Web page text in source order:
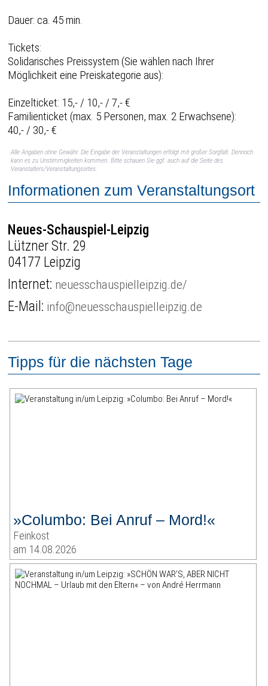
Dauer: ca. 45 min.
Tickets:
Solidarisches Preissystem (Sie wählen nach Ihrer
Möglichkeit eine Preiskategorie aus):
Einzelticket: 15,- / 10,- / 7,- €
Familienticket (max. 5 Personen, max. 2 Erwachsene):
40,- / 30,- €
Alle Angaben ohne Gewähr. Die Eingabe der Veranstaltungen erfolgt mit großer Sorgfalt. Dennoch
kann es zu Unstimmigkeiten kommen. Bitte schauen Sie ggf. auch auf die Seite des
Veranstalters/Veranstaltungsortes.
Informationen zum Veranstaltungsort
Neues-Schauspiel-Leipzig
Lützner Str. 29
04177 Leipzig
Internet: neuesschauspielleipzig.de/
E-Mail: info@neuesschauspielleipzig.de
Tipps für die nächsten Tage
»Columbo: Bei Anruf – Mord!«
Feinkost
am 14.08.2026